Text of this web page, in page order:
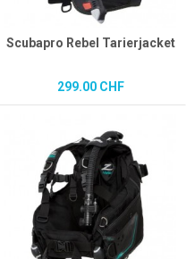
Scubapro Rebel Tarierjacket
299.00 CHF